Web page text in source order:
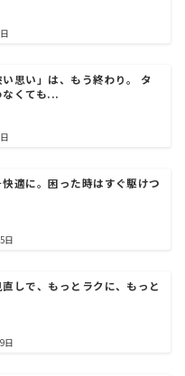
い思い」は、もう終わり。 タ
くても...
適に。困った時はすぐ駆けつ
日
しで、もっとラクに、もっと
日